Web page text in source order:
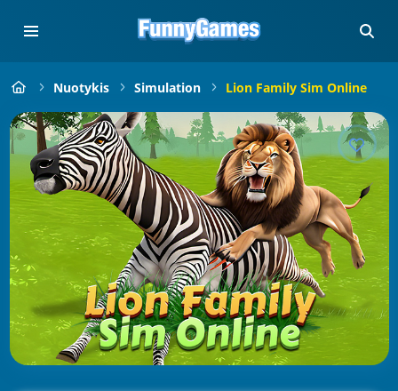
Nuotykis Simulation Lion Family Sim Online